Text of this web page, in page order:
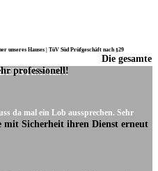
unseres Hauses | TüV Süd Prüfgeschäft nach §29
Die gesamte
professionell!
da mal ein Lob aussprechen. Sehr
mit Sicherheit ihren Dienst erneut